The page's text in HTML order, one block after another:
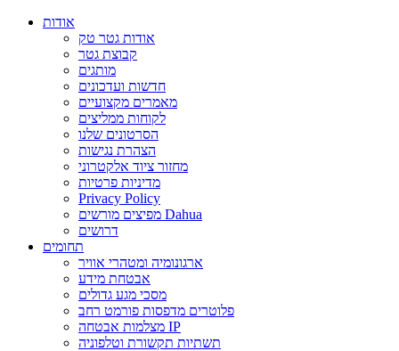
אודות
אודות גטר טק
קבוצת גטר
מותגים
חדשות ועדכונים
מאמרים מקצועיים
לקוחות ממליצים
הסרטונים שלנו
הצהרת נגישות
מחזור ציוד אלקטרוני
מדיניות פרטיות
Privacy Policy
מפיצים מורשים Dahua
דרושים
תחומים
ארגונומיה ומטהרי אוויר
אבטחת מידע
מסכי מגע גדולים
פלוטרים מדפסות פורמט רחב
מצלמות אבטחה IP
תשתיות תקשורת וטלפוניה